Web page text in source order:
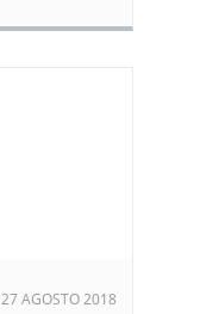
27 AGOSTO 2018